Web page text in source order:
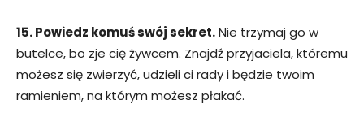
15. Powiedz komuś swój sekret.Nie trzymaj go w
butelce, bo zje cię żywcem. Znajdź przyjaciela, któremu
możesz się zwierzyć, udzieli ci rady i będzie twoim
ramieniem, na którym możesz płakać.